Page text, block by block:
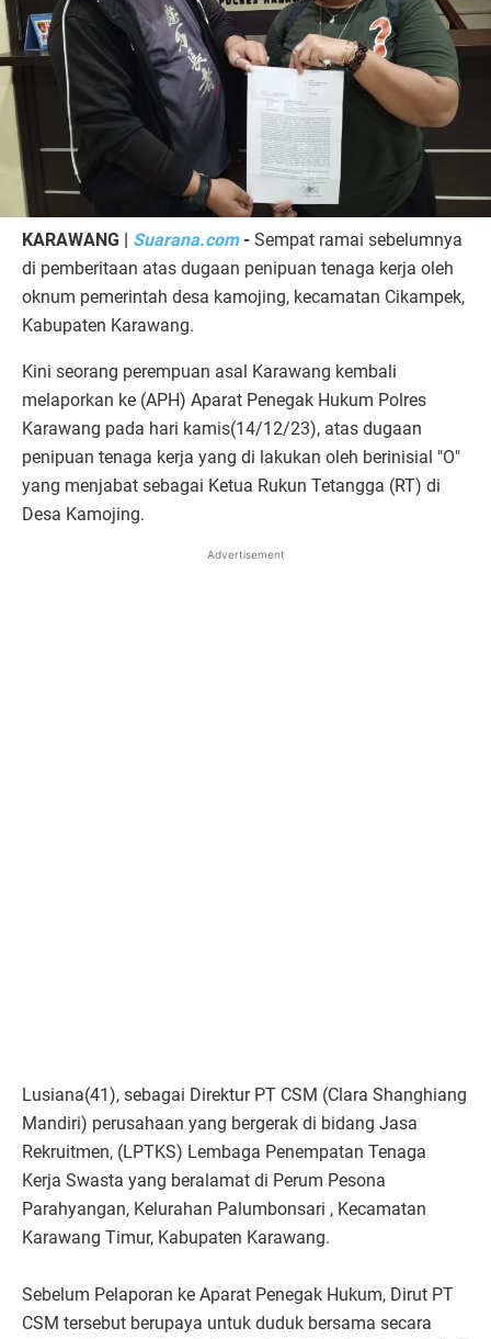
KARAWANG | Suarana.com- Sempat ramai sebelumnya
di pemberitaan atas dugaan penipuan tenaga kerja oleh
oknum pemerintah desa kamojing, kecamatan Cikampek,
Kabupaten Karawang.
Kini seorang perempuan asal Karawang kembali
melaporkan ke (APH) Aparat Penegak Hukum Polres
Karawang pada hari kamis(14/12/23), atas dugaan
penipuan tenaga kerja yang di lakukan oleh berinisial "O"
yang menjabat sebagai Ketua Rukun Tetangga (RT) di
Desa Kamojing.
Advertisement
Lusiana(41), sebagai Direktur PT CSM (Clara Shanghiang
Mandiri) perusahaan yang bergerak di bidang Jasa
Rekruitmen, (LPTKS) Lembaga Penempatan Tenaga
Kerja Swasta yang beralamat di Perum Pesona
Parahyangan, Kelurahan Palumbonsari , Kecamatan
Karawang Timur, Kabupaten Karawang.
Sebelum Pelaporan ke Aparat Penegak Hukum, Dirut PT
CSM tersebut berupaya untuk duduk bersama secara